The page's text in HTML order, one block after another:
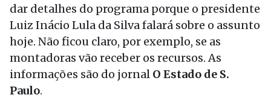
dar detalhes do programa porque o presidente
Luiz Inácio Lula da Silva falará sobre o assunto
hoje. Não ficou claro, por exemplo, se as
montadoras vão receber os recursos. As
informações são do jornal O Estado de S.
Paulo.